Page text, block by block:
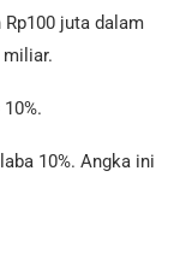
juta dalam
10%. Angka ini